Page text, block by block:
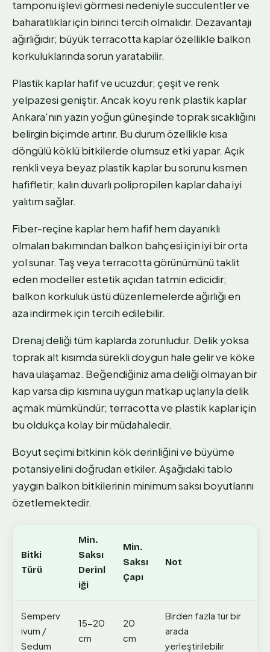
tamponu işlevi görmesi nedeniyle succulentler ve
baharatlıklar için birinci tercih olmalıdır. Dezavantajı
ağırlığıdır; büyük terracotta kaplar özellikle balkon
korkuluklarında sorun yaratabilir.
Plastik kaplar hafif ve ucuzdur; çeşit ve renk
yelpazesi geniştir. Ancak koyu renk plastik kaplar
Ankara'nın yazın yoğun güneşinde toprak sıcaklığını
belirgin biçimde artırır. Bu durum özellikle kısa
döngülü köklü bitkilerde olumsuz etki yapar. Açık
renkli veya beyaz plastik kaplar bu sorunu kısmen
hafifletir; kalın duvarlı polipropilen kaplar daha iyi
yalıtım sağlar.
Fiber-reçine kaplar hem hafif hem dayanıklı
olmaları bakımından balkon bahçesi için iyi bir orta
yol sunar. Taş veya terracotta görünümünü taklit
eden modeller estetik açıdan tatmin edicidir;
balkon korkuluk üstü düzenlemelerde ağırlığı en
aza indirmek için tercih edilebilir.
Drenaj deliği tüm kaplarda zorunludur. Delik yoksa
toprak alt kısımda sürekli doygun hale gelir ve köke
hava ulaşamaz. Beğendiğiniz ama deliği olmayan bir
kap varsa dip kısmına uygun matkap uçlarıyla delik
açmak mümkündür; terracotta ve plastik kaplar için
bu oldukça kolay bir müdahaledir.
Boyut seçimi bitkinin kök derinliğini ve büyüme
potansiyelini doğrudan etkiler. Aşağıdaki tablo
yaygın balkon bitkilerinin minimum saksı boyutlarını
özetlemektedir.
Bitki
Türü
Min.
Saksı
Derinl
iği
Min.
Saksı
Çapı
Not
Semperv
ivum /
Sedum
15-20
cm
20
cm
Birden fazla tür bir
arada
yerleştirilebilir